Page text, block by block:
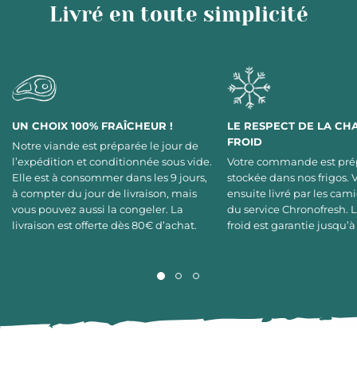
Livré en toute simplicité
UN CHOIX 100% FRAÎCHEUR !
Notre viande est préparée le jour de
l’expédition et conditionnée sous vide.
Elle est à consommer dans les 9 jours,
à compter du jour de livraison, mais
vous pouvez aussi la congeler. La
livraison est offerte dès 80€ d’achat.
LE RESPECT DE LA
FROID
Votre commande est
stockée dans nos frigos.
ensuite livré par les
du service Chronofresh.
froid est garantie